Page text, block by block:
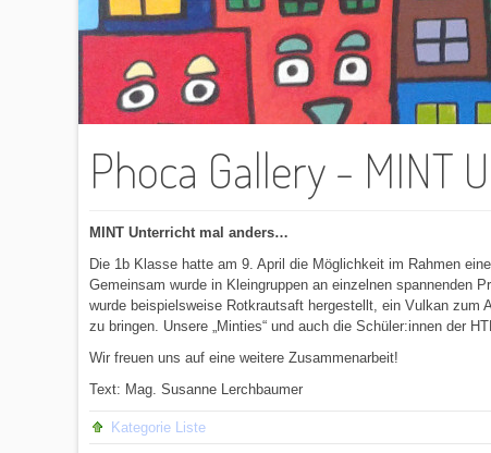
Phoca Gallery - MINT
MINT Unterricht mal anders…
Die 1b Klasse hatte am 9. April die Möglichkeit im Rahmen
Gemeinsam wurde in Kleingruppen an einzelnen spannenden
wurde beispielsweise Rotkrautsaft hergestellt, ein Vulkan
zu bringen. Unsere „Minties“ und auch die Schüler:innen der
Wir freuen uns auf eine weitere Zusammenarbeit!
Text: Mag. Susanne Lerchbaumer
Kategorie Liste